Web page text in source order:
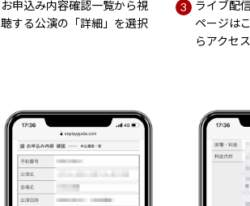
お申込み内容確認一覧から視
聴する公演の「詳細」を選択
ライブ配
ページは
らアクセス